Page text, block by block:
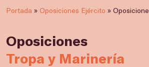
Portada » Oposiciones Ejército »
Oposiciones
Tropa y Marinería